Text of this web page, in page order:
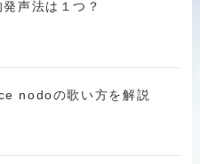
声法は１つ？
nodoの歌い方を解説